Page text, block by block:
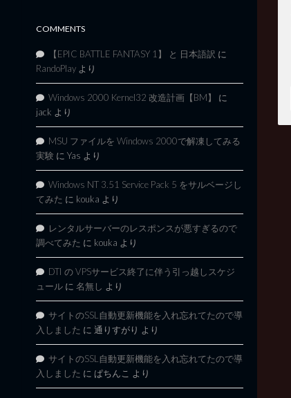
COMMENTS
【EPIC BATTLE FANTASY 1】 と 日本語訳 に
RandoPlay より
Windows 2000 Kernel32 改造計画【BM】
に
jack より
MSU ファイルを Windows 2000で解凍してみる
実験 に Yas より
Windows NT 3.51 Service Pack 5 をサルベージし
てみた に kouka より
レンタルサーバーのレスポンスが悪すぎるので
調べてみた に kouka より
DTI の VPSサービス終了に伴う引っ越しスケジ
ュール に 名無し より
サイトのSSL自動更新機能を入れ忘れてたので導
入しました に 通りすがり より
サイトのSSL自動更新機能を入れ忘れてたので導
入しました に ぱちんこ より